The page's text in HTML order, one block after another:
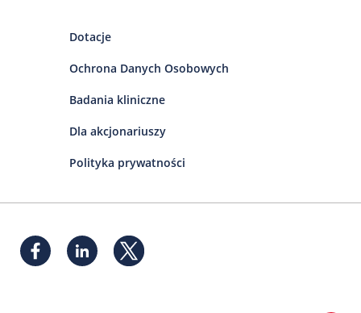
Dotacje
Ochrona Danych Osobowych
Badania kliniczne
Dla akcjonariuszy
Polityka prywatności